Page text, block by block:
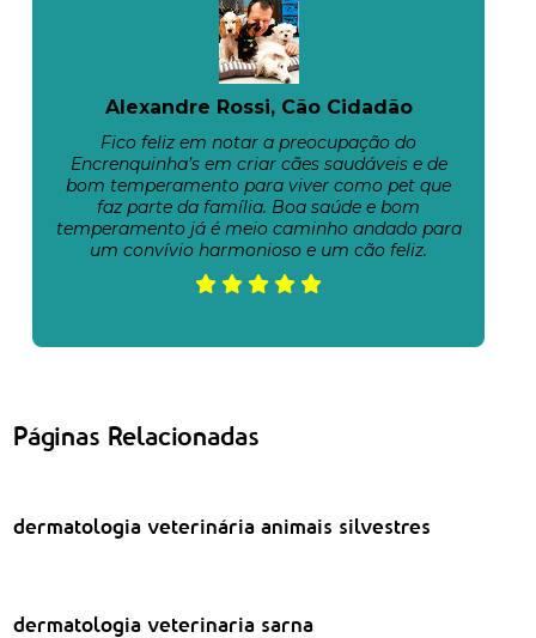
Alexandre Rossi, Cão Cidadão
Fico feliz em notar a preocupação do
Encrenquinha’s em criar cães saudáveis e de
bom temperamento para viver como pet que
faz parte da família. Boa saúde e bom
temperamento já é meio caminho andado para
um convívio harmonioso e um cão feliz.
Páginas Relacionadas
dermatologia veterinária animais silvestres
dermatologia veterinaria sarna